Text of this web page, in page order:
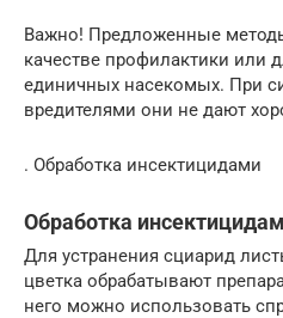
Важно! Предложенные
качестве профилактики или
единичных насекомых. При
вредителями они не дают
. Обработка инсектицидами
Обработка
Для устранения сциарид
цветка обрабатывают
него можно использовать